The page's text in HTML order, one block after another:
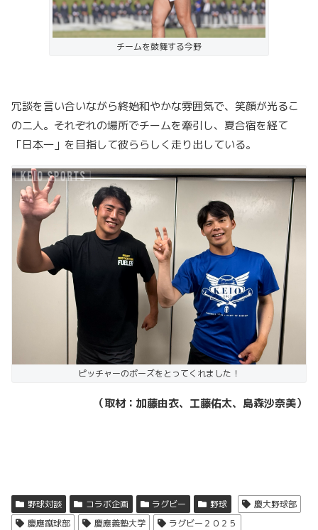
チームを鼓舞する今野
冗談を言い合いながら終始和やかな雰囲気で、笑顔が光るこ
の二人。それぞれの場所でチームを牽引し、夏合宿を経て
「日本一」を目指して彼ららしく走り出している。
ピッチャーのポーズをとってくれました！
（取材：加藤由衣、工藤佑太、島森沙奈美）
野球対談 コラボ企画 ラグビー 野球
慶大野球部
慶應蹴球部
慶應義塾大学 ラグビー２０２５